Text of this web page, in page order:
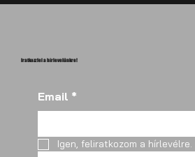
Iratkozz fel a hírlevelünkre!
Email *
Igen, feliratkozom a hírlevélre.